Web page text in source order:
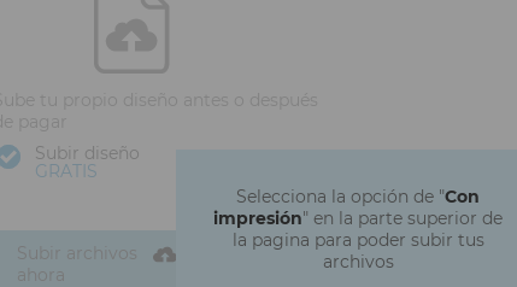
Selecciona la opción de "Con
impresión" en la parte superior de
la pagina para poder subir tus
archivos
Sube tu propio diseño antes o después
de pagar
Subir diseño
GRATIS
Subir archivos
ahora